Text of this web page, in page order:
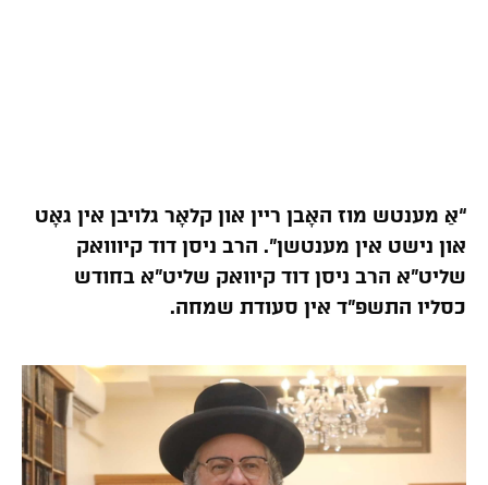
“אַ מענטש מוז האָבן ריין און קלאָר גלויבן אין גאָט
און נישט אין מענטשן”. הרב ניסן דוד קיווואק
שליט”א הרב ניסן דוד קיוואק שליט”א בחודש
כסליו התשפ”ד אין סעודת שמחה.